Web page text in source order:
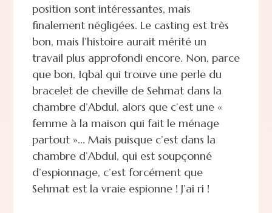
position sont intéressantes, mais
finalement négligées. Le casting est très
bon, mais l’histoire aurait mérité un
travail plus approfondi encore. Non, parce
que bon, Iqbal qui trouve une perle du
bracelet de cheville de Sehmat dans la
chambre d’Abdul, alors que c’est une «
femme à la maison qui fait le ménage
partout »... Mais puisque c’est dans la
chambre d’Abdul, qui est soupçonné
d’espionnage, c’est forcément que
Sehmat est la vraie espionne ! J’ai ri !